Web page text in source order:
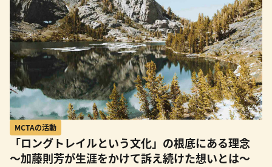
MCTAの活動
「ロングトレイルという文化」の根底にある理念
～加藤則芳が生涯をかけて訴え続けた想いとは～